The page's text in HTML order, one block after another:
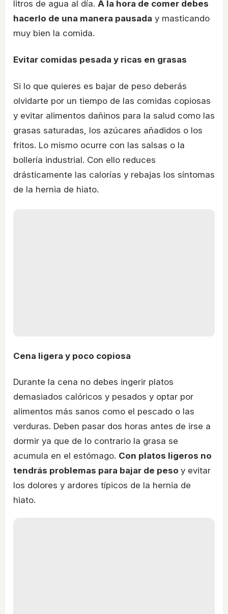
litros de agua al día. A la hora de comer debes
hacerlo de una manera pausada y masticando
muy bien la comida.
Evitar comidas pesada y ricas en grasas
Si lo que quieres es bajar de peso deberás
olvidarte por un tiempo de las comidas copiosas
y evitar alimentos dañinos para la salud como las
grasas saturadas, los azúcares añadidos o los
fritos. Lo mismo ocurre con las salsas o la
bollería industrial. Con ello reduces
drásticamente las calorías y rebajas los síntomas
de la hernia de hiato.
Cena ligera y poco copiosa
Durante la cena no debes ingerir platos
demasiados calóricos y pesados y optar por
alimentos más sanos como el pescado o las
verduras. Deben pasar dos horas antes de irse a
dormir ya que de lo contrario la grasa se
acumula en el estómago. Con platos ligeros no
tendrás problemas para bajar de peso y evitar
los dolores y ardores típicos de la hernia de
hiato.